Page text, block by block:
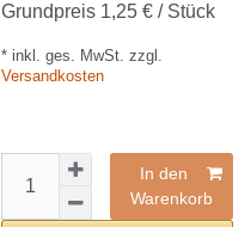
Grundpreis 1,25 € / Stück
* inkl. ges. MwSt. zzgl.
Versandkosten
In den
Warenkorb